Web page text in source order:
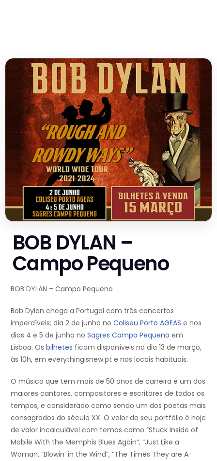
BOB DYLAN –
Campo Pequeno
BOB DYLAN – Campo Pequeno
Bob Dylan chega a Portugal com três concertos
imperdíveis: dia 2 de junho no Coliseu Porto AGEAS e nos
dias 4 e 5 de junho no Sagres Campo Pequeno em
Lisboa. Os bilhetes ficam disponíveis no dia 13 de março,
às 10h, em everythingisnew.pt e nos locais habituais.
O músico que tem mais de 50 anos de carreira é um dos
maiores cantores, compositores e escritores de todos os
tempos, e considerado como sendo um dos poetas mais
consagrados do século XX. O valor do seu portfólio é hoje
de valor incalculável com temas como “Stuck Inside of
Mobile With the Memphis Blues Again”, “Just Like a
Woman, “Blowin’ in the Wind”, “The Times They are A-